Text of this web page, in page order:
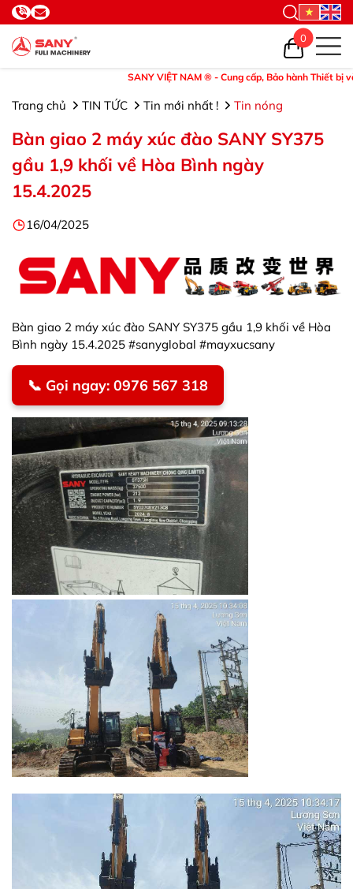
SANY VIỆT NAM ® - Cung cấp, Bảo hành Thiết bị và
0
Trang chủ TIN TỨC Tin mới nhất ! Tin nóng
Bàn giao 2 máy xúc đào SANY SY375
gầu 1,9 khối về Hòa Bình ngày
15.4.2025
16/04/2025
Bàn giao 2 máy xúc đào SANY SY375 gầu 1,9 khối về Hòa
Bình ngày 15.4.2025 #sanyglobal #mayxucsany
📞 Gọi ngay: 0976 567 318